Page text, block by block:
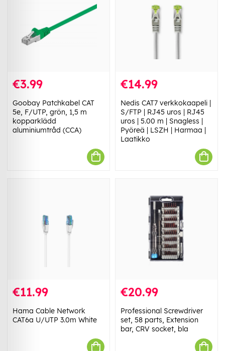
€3.99
Goobay Patchkabel CAT
5e, F/UTP, grön, 1,5 m
kopparklädd
aluminiumtråd (CCA)
€14.99
Nedis CAT7 verkkokaapeli |
S/FTP | RJ45 uros | RJ45
uros | 5.00 m | Snagless |
Pyöreä | LSZH | Harmaa |
Laatikko
€11.99
Hama Cable Network
CAT6a U/UTP 3.0m White
€20.99
Professional Screwdriver
set, 58 parts, Extension
bar, CRV socket, bla